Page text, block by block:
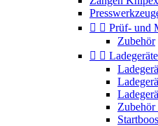
  Prüf- und
Zubehör
 